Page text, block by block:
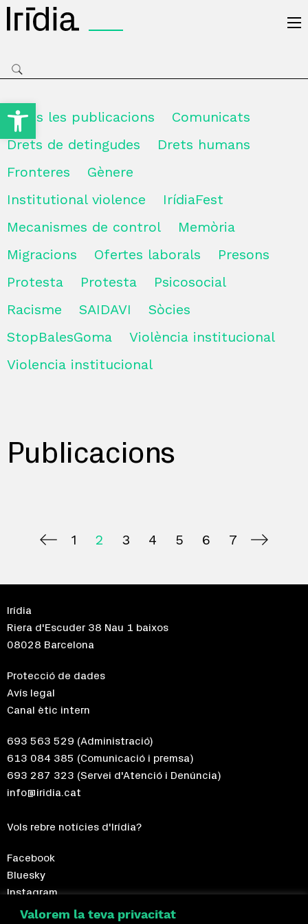
Obre la barra d'eines
Valorem la teva privacitat
Totes les publicacions
Comunicats
Drets de detingudes
Drets humans
Fronteres
Gènere
Institutional violence
IrídiaFest
Mecanismes de control
Memòria
Migracions
Ofertes laborals
Presons
Protesta
Protesta
Psicosocial
Racisme
SAIDAVI
Sòcies
StopBalesGoma
Violència institucional
Violencia institucional
Publicacions
1 2 3 4 5 6 7
Irídia
Riera d'Escuder 38 Nau 1 baixos
08028 Barcelona
Protecció de dades
Avís legal
Canal ètic intern
693 563 529 (Administració)
613 084 385 (Comunicació i premsa)
693 287 323 (Servei d'Atenció i Denúncia)
info@iridia.cat
Vols rebre notícies d'Irídia?
Facebook
Bluesky
Instagram
Telegram